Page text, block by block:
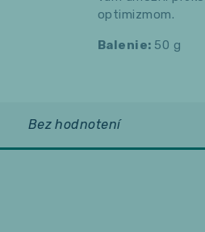
optimizmom.
Balenie: 50 g
Bez hodnotení